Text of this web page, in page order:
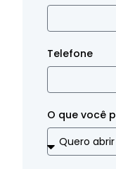
Telefone
O que você